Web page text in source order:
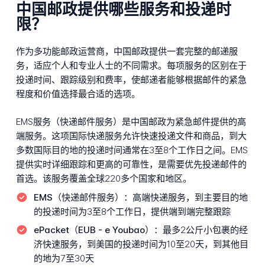
中国邮政提供哪些服务和投递时
限？
作为多功能邮政运营商，中国邮政提供一套完整的邮递服
务，适应个人和专业人士的不同需求。每项服务的区别在于
投递时间、跟踪级别和费率，使邮递者能够根据邮件的紧急
程度和价值选择最合适的选项。
EMS服务（快递邮件服务）是中国邮政为紧急邮件提供的高
端服务。这项国际快递服务允许快速投递文件和商品，到大
多数国际目的地的投递时间通常在3至8个工作日之间。EMS
提供实时详细跟踪和更高的可靠性，是需要优先投递邮件的
首选。该服务覆盖全球220多个国家和地区。
EMS（快递邮件服务）： 高端快递服务，到主要目的地
的投递时间为3至8个工作日，提供端到端完整跟踪
ePacket（EUB - e Youbao）： 最多2公斤小包裹的经
济快速服务，到美国的投递时间为10至20天，到其他目
的地为7至30天